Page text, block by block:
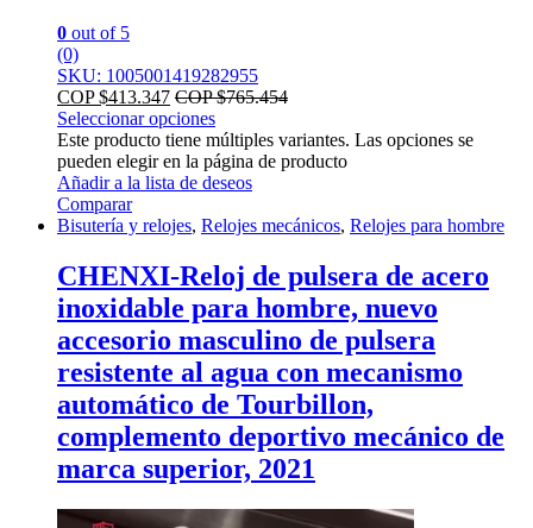
0 out of 5
(0)
SKU: 1005001419282955
COP $413.347 COP $765.454
Seleccionar opciones
Este producto tiene múltiples variantes. Las opciones se
pueden elegir en la página de producto
Añadir a la lista de deseos
Comparar
Bisutería y relojes, Relojes mecánicos, Relojes para hombre
CHENXI-Reloj de pulsera de acero
inoxidable para hombre, nuevo
accesorio masculino de pulsera
resistente al agua con mecanismo
automático de Tourbillon,
complemento deportivo mecánico de
marca superior, 2021